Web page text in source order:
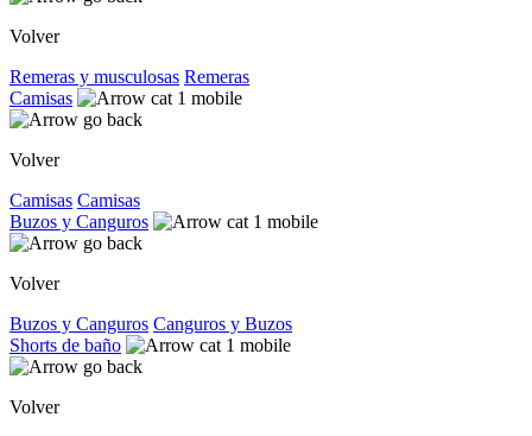
Volver
Remeras y musculosas Remeras
Camisas
Volver
Camisas Camisas
Buzos y Canguros
Volver
Buzos y Canguros Canguros y Buzos
Shorts de baño
Volver